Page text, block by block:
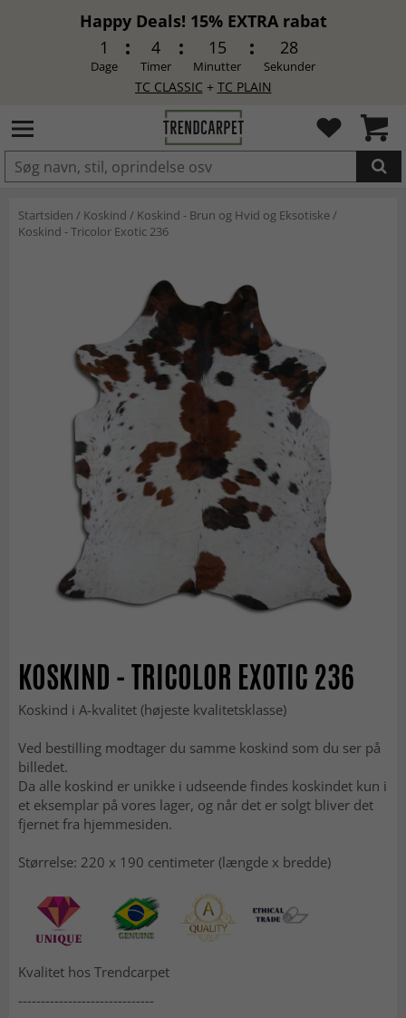
Happy Deals! 15% EXTRA rabat
1
Dage
4
Timer
15
Minutter
27
Sekunder
TC CLASSIC + TC PLAIN
LAGT I INDKØBSKURVEN.
Startsiden / Koskind / Koskind - Brun og Hvid og Eksotiske/
Koskind - Tricolor Exotic 236
KOSKIND - TRICOLOR EXOTIC 236
Koskind i A-kvalitet (højeste kvalitetsklasse)
Ved bestilling modtager du samme koskind som du ser på
billedet.
Da alle koskind er unikke i udseende findes koskindet kun i
et eksemplar på vores lager, og når det er solgt bliver det
fjernet fra hjemmesiden.
Størrelse: 220 x 190 centimeter (længde x bredde)
Kvalitet hos Trendcarpet
------------------------------